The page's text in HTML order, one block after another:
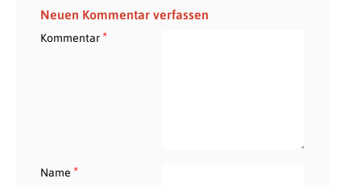
Neuen Kommentar verfassen
Kommentar*
Name *